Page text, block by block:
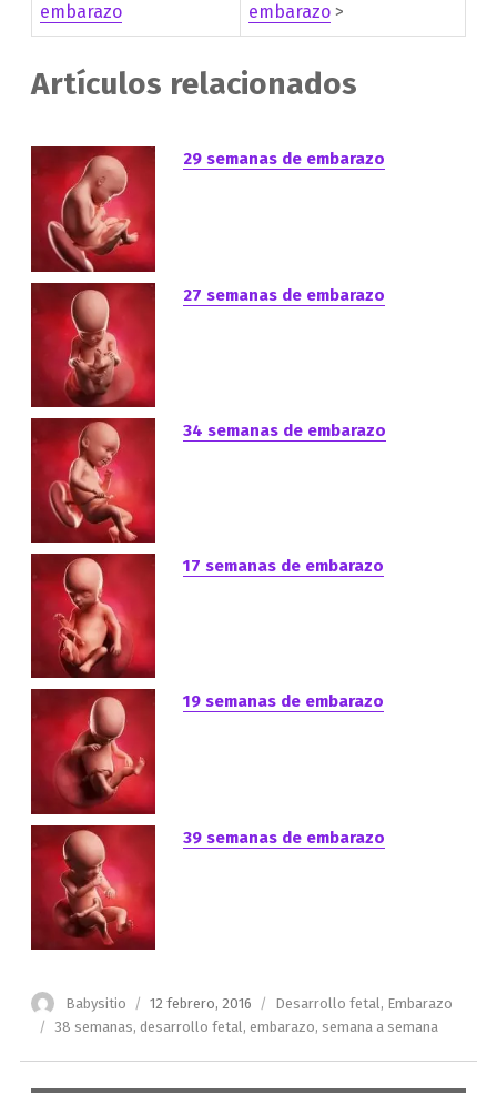
embarazo
embarazo>
Artículos relacionados
29 semanas de embarazo
27 semanas de embarazo
34 semanas de embarazo
17 semanas de embarazo
19 semanas de embarazo
39 semanas de embarazo
Autor
Babysitio
Publicado
el
12 febrero, 2016 Categorías
Desarrollo fetal , Embarazo
Etiquetas
38 semanas, desarrollo fetal , embarazo, semana a semana